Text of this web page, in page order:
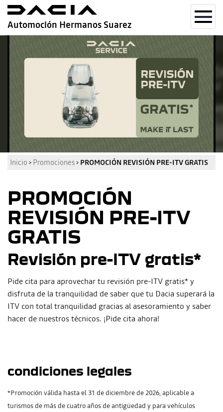
Automoción Hermanos Suarez
Inicio › Promociones› PROMOCIÓN REVISIÓN PRE-ITV GRATIS
PROMOCIÓN
REVISIÓN PRE-ITV
GRATIS
Revisión pre-ITV gratis*
Pide cita para aprovechar tu revisión pre-ITV gratis* y
disfruta de la tranquilidad de saber que tu Dacia superará la
ITV con total tranquilidad gracias al asesoramiento y saber
hacer de nuestros técnicos. ¡Pide cita ahora!
condiciones legales
*Promoción válida hasta el 31 de diciembre de 2026, aplicable a
turismos de más de cuatro años de antigüedad y para vehículos